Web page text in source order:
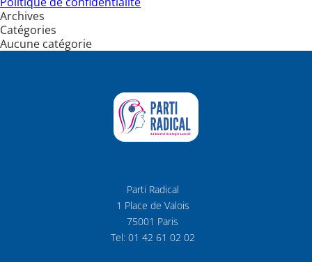
Archives
Catégories
Aucune catégorie
Parti Radical
1 Place de Valois
75001 Paris
Tel: 01 42 61 02 02